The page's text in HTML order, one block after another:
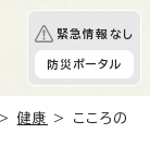
緊急情報なし
防災ポータル
> 健康
> こころの